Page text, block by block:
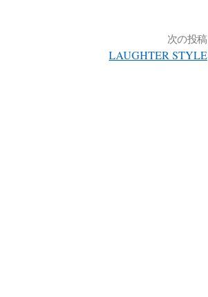
次の投稿
LAUGHTER STYLE